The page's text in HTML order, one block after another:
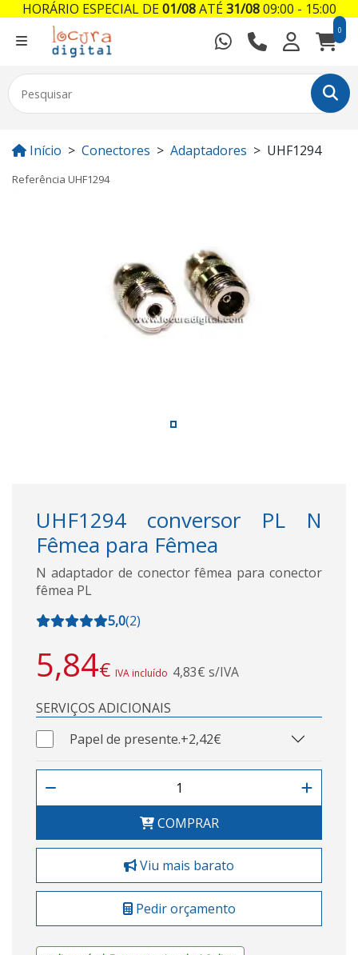
0
Início Conectores Adaptadores UHF1294
Referência UHF1294
UHF1294 conversor PL N
Fêmea para Fêmea
N adaptador de conector fêmea para conector
fêmea PL
5,0(2)
5,84€ IVA incluído 4,83€ s/IVA
SERVIÇOS ADICIONAIS
Papel de presente.+2,42€
COMPRAR
Viu mais barato
Pedir orçamento
HORÁRIO ESPECIAL DE01/08ATÉ31/0809:00 - 15:00